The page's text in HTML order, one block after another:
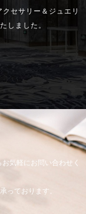
セサリー＆ジュエリ
しました。
気軽にお問い合わせく
っております。